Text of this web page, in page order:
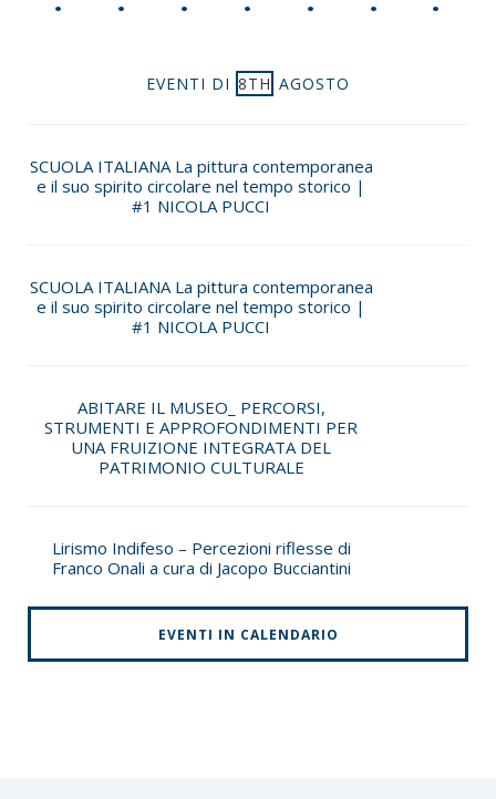
EVENTI DI 8TH AGOSTO
SCUOLA ITALIANA La pittura contemporanea
e il suo spirito circolare nel tempo storico |
#1 NICOLA PUCCI
SCUOLA ITALIANA La pittura contemporanea
e il suo spirito circolare nel tempo storico |
#1 NICOLA PUCCI
ABITARE IL MUSEO_ PERCORSI,
STRUMENTI E APPROFONDIMENTI PER
UNA FRUIZIONE INTEGRATA DEL
PATRIMONIO CULTURALE
Lirismo Indifeso – Percezioni riflesse di
Franco Onali a cura di Jacopo Bucciantini
EVENTI IN CALENDARIO